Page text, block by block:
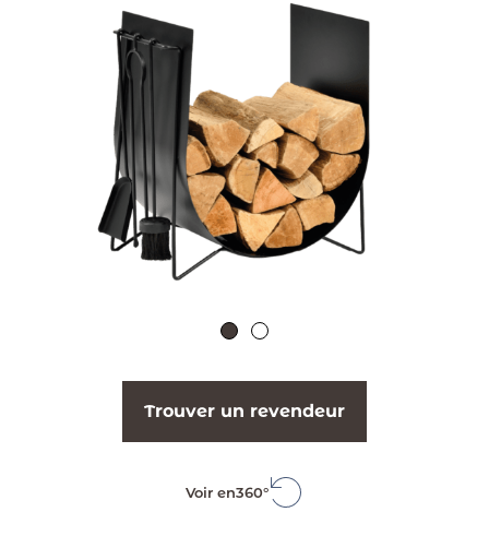
Trouver un revendeur
Voir en360°